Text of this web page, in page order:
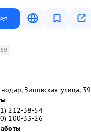
Зиповская улица, 39
212-38-54
100-33-26